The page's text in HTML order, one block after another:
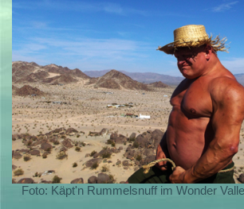
Foto: Käpt'n Rummelsnuff im Wonder